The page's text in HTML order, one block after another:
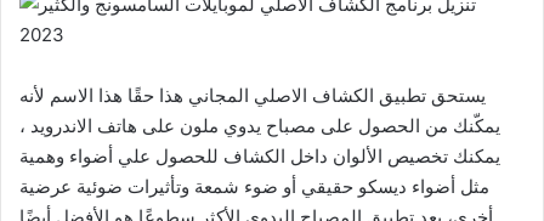
يستحق تطبيق الكشاف الاصلي المجاني هذا حقًا هذا الاسم لأنه
يمكّنك من الحصول على مصباح يدوي ملون على هاتف الاندرويد ،
يمكنك تخصيص الألوان داخل الكشاف للحصول علي أضواء وهمية
مثل أضواء ديسكو حقيقي أو ضوء شمعة وتأثيرات ضوئية عرضية